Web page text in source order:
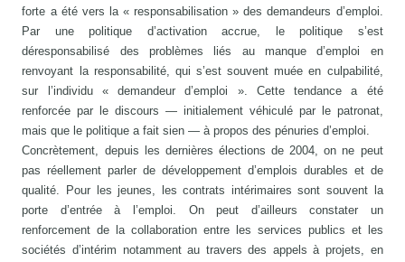
forte a été vers la « responsabilisation » des demandeurs d’emploi.
Par une politique d’activation accrue, le politique s’est
déresponsabilisé des problèmes liés au manque d’emploi en
renvoyant la responsabilité, qui s’est souvent muée en culpabilité,
sur l’individu « demandeur d’emploi ». Cette tendance a été
renforcée par le discours — initialement véhiculé par le patronat,
mais que le politique a fait sien — à propos des pénuries d’emploi.
Concrètement, depuis les dernières élections de 2004, on ne peut
pas réellement parler de développement d’emplois durables et de
qualité. Pour les jeunes, les contrats intérimaires sont souvent la
porte d’entrée à l’emploi. On peut d’ailleurs constater un
renforcement de la collaboration entre les services publics et les
sociétés d’intérim notamment au travers des appels à projets, en